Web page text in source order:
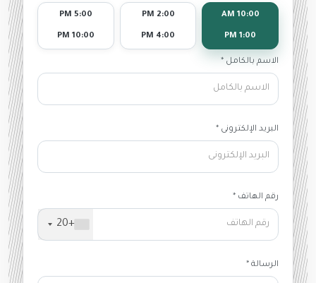
10:00 AM
1:00 PM
2:00 PM
4:00 PM
5:00 PM
10:00 PM
الاسم بالكامل *
البريد الإلكترونى *
رقم الهاتف *
+20
الرسالة *